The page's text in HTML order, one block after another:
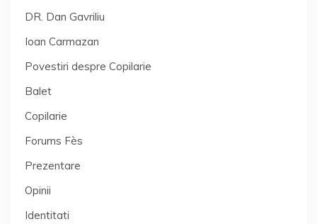
DR. Dan Gavriliu
Ioan Carmazan
Povestiri despre Copilarie
Balet
Copilarie
Forums Fès
Prezentare
Opinii
Identitati